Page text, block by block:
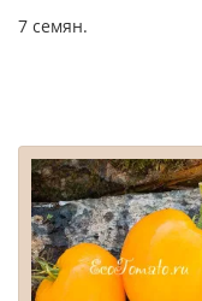
7 семян.